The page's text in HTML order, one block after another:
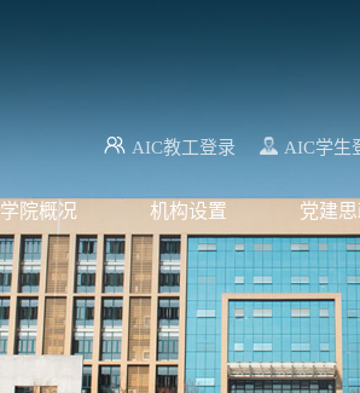
AIC教工登录 AIC学生
学院概况 机构设置 党建